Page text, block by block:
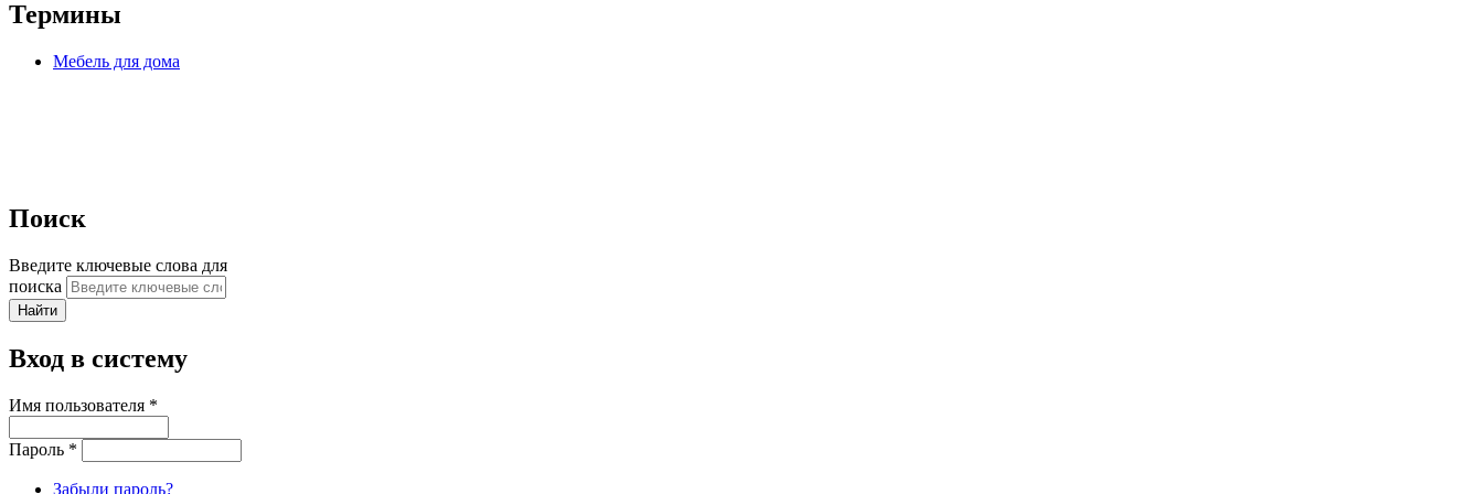
Термины
Мебель для дома
Поиск
Введите ключевые слова для
поиска
Вход в систему
Имя пользователя *
Пароль *
Забыли пароль?